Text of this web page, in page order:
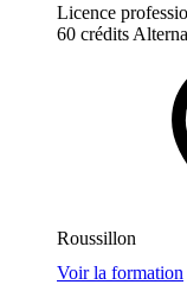
Licence
60 crédits
Roussillon
Voir la formation